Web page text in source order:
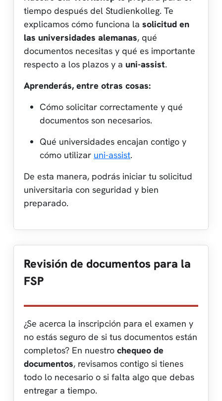
tiempo después del Studienkolleg. Te
explicamos cómo funciona la solicitud en
las universidades alemanas, qué
documentos necesitas y qué es importante
respecto a los plazos y a uni-assist.
Aprenderás, entre otras cosas:
Cómo solicitar correctamente y qué
documentos son necesarios.
Qué universidades encajan contigo y
cómo utilizar uni-assist.
De esta manera, podrás iniciar tu solicitud
universitaria con seguridad y bien
preparado.
Revisión de documentos para la
FSP
¿Se acerca la inscripción para el examen y
no estás seguro de si tus documentos están
completos? En nuestro chequeo de
documentos, revisamos contigo si tienes
todo lo necesario o si falta algo que debas
entregar a tiempo.